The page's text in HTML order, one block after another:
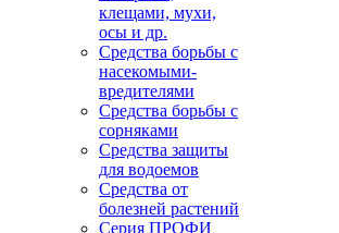
клещами, мухи,
осы и др.
Средства борьбы с
насекомыми-
вредителями
Средства борьбы с
сорняками
Средства защиты
для водоемов
Средства от
болезней растений
Серия ПРОФИ